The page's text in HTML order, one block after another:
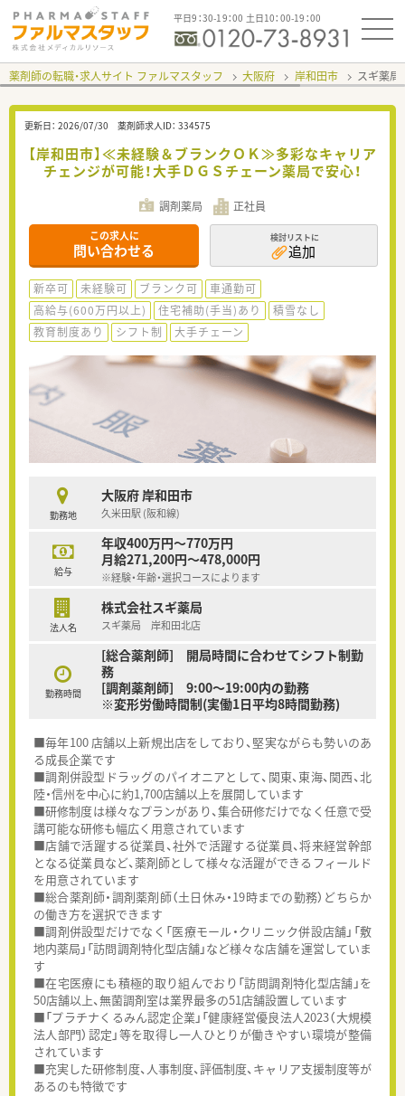
平日9：30-19：00 土日10：00-19：00
薬剤師の転職・求人サイト ファルマスタッフ 大阪府 岸和田市 スギ薬
更新日： 2026/07/30 薬剤師求人ID： 334575
【岸和田市】≪未経験＆ブランクＯＫ≫多彩なキャリア
チェンジが可能！大手ＤＧＳチェーン薬局で安心！
調剤薬局 正社員
この求人に
問い合わせる
検討リストに
追加
新卒可 未経験可 ブランク可
車通勤可
高給与(600万円以上)
住宅補助(手当)あり
積雪なし
教育制度あり
シフト制 大手チェーン
勤務地
大阪府 岸和田市
久米田駅 (阪和線)
給与
年収400万円～770万円
月給271,200円～478,000円
※経験・年齢・選択コースによります
法人名
株式会社スギ薬局
スギ薬局 岸和田北店
勤務時間
[総合薬剤師] 開局時間に合わせてシフト制勤
務
[調剤薬剤師] 9:00～19:00内の勤務
※変形労働時間制(実働1日平均8時間勤務)
■毎年100 店舗以上新規出店をしており、堅実ながらも勢いのあ
る成長企業です
■調剤併設型ドラッグのパイオニアとして、関東、東海、関西、北
陸・信州を中心に約1,700店舗以上を展開しています
■研修制度は様々なプランがあり、集合研修だけでなく任意で受
講可能な研修も幅広く用意されています
■店舗で活躍する従業員、社外で活躍する従業員、将来経営幹部
となる従業員など、薬剤師として様々な活躍ができるフィールド
を用意されています
■総合薬剤師・調剤薬剤師（土日休み・19時までの勤務）どちらか
の働き方を選択できます
■調剤併設型だけでなく「医療モール・クリニック併設店舗」「敷
地内薬局」「訪問調剤特化型店舗」など様々な店舗を運営していま
す
■在宅医療にも積極的取り組んでおり「訪問調剤特化型店舗」を
50店舗以上、無菌調剤室は業界最多の51店舗設置しています
■「プラチナくるみん認定企業」「健康経営優良法人2023（大規模
法人部門）認定」等を取得し一人ひとりが働きやすい環境が整備
されています
■充実した研修制度、人事制度、評価制度、キャリア支援制度等が
あるのも特徴です